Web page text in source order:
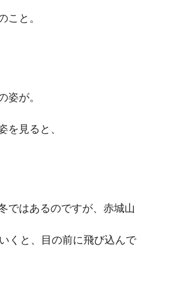
こと。
姿が。
を見ると、
ではあるのですが、赤城山
くと、目の前に飛び込んで